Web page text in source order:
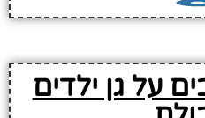
על גן ילדים